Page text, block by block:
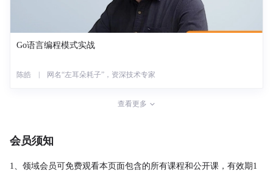
Go语言编程模式实战
陈皓 | 网名“左耳朵耗子”，资深技术专家
查看更多
会员须知
1、领域会员可免费观看本页面包含的所有课程和公开课，有效期1